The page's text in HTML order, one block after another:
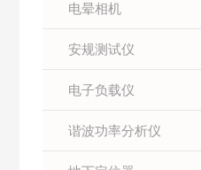
电晕相机
安规测试仪
电子负载仪
谐波功率分析仪